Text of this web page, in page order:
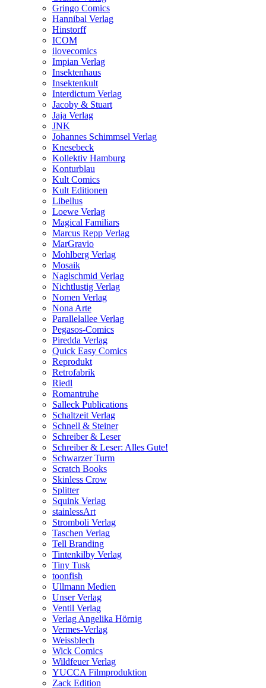
Gringo Comics
Hannibal Verlag
Hinstorff
ICOM
ilovecomics
Impian Verlag
Insektenhaus
Insektenkult
Interdictum Verlag
Jacoby & Stuart
Jaja Verlag
JNK
Johannes Schimmsel Verlag
Knesebeck
Kollektiv Hamburg
Konturblau
Kult Comics
Kult Editionen
Libellus
Loewe Verlag
Magical Familiars
Marcus Repp Verlag
MarGravio
Mohlberg Verlag
Mosaik
Naglschmid Verlag
Nichtlustig Verlag
Nomen Verlag
Nona Arte
Parallelallee Verlag
Pegasos-Comics
Piredda Verlag
Quick Easy Comics
Reprodukt
Retrofabrik
Riedl
Romantruhe
Salleck Publications
Schaltzeit Verlag
Schnell & Steiner
Schreiber & Leser
Schreiber & Leser: Alles Gute!
Schwarzer Turm
Scratch Books
Skinless Crow
Splitter
Squink Verlag
stainlessArt
Stromboli Verlag
Taschen Verlag
Tell Branding
Tintenkilby Verlag
Tiny Tusk
toonfish
Ullmann Medien
Unser Verlag
Ventil Verlag
Verlag Angelika Hörnig
Vermes-Verlag
Weissblech
Wick Comics
Wildfeuer Verlag
YUCCA Filmproduktion
Zack Edition